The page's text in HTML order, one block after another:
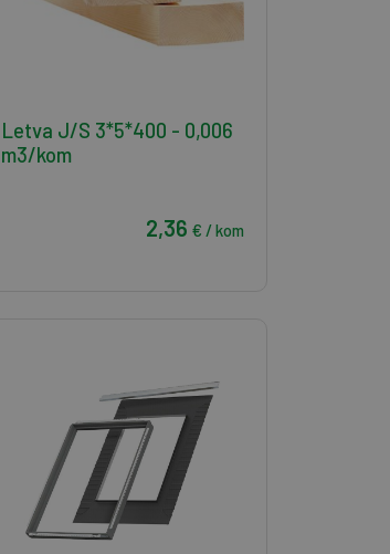
Letva J/S 3*5*400 - 0,006
m3/kom
2,36 € / kom